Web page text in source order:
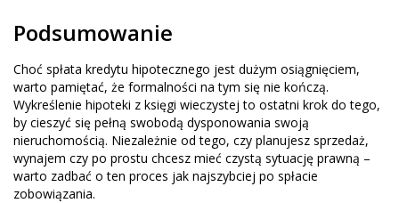
Podsumowanie
Choć spłata kredytu hipotecznego jest dużym osiągnięciem,
warto pamiętać, że formalności na tym się nie kończą.
Wykreślenie hipoteki z księgi wieczystej to ostatni krok do tego,
by cieszyć się pełną swobodą dysponowania swoją
nieruchomością. Niezależnie od tego, czy planujesz sprzedaż,
wynajem czy po prostu chcesz mieć czystą sytuację prawną –
warto zadbać o ten proces jak najszybciej po spłacie
zobowiązania.